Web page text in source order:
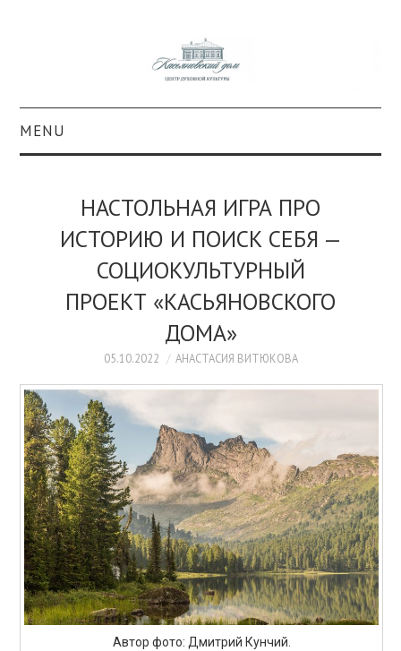
MENU
КОЛЛЕКЦИИ
#КАСДОМ
КУЛЬТУРА
ОБРАЗОВАНИЕ
ПРОСВЕЩЕНИЕ
НАСТОЛЬНАЯ ИГРА ПРО
ИСТОРИЮ И ПОИСК СЕБЯ —
СОЦИОКУЛЬТУРНЫЙ
ПРОЕКТ «КАСЬЯНОВСКОГО
ДОМА»
05.10.2022 АНАСТАСИЯ ВИТЮКОВА
Автор фото: Дмитрий Кунчий.